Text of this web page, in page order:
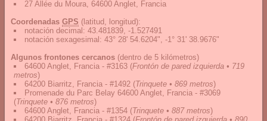
27 Allée du Moura, 64600 Anglet, Francia
Coordenadas GPS (latitud, longitud):
notación decimal : 43.481839, -1.527491
notación sexagesimal : 43° 28' 54.6204", -1° 31' 38.9676"
Algunos frontones cercanos (dentro de 5 kilómetros)
64600 Anglet, Francia - #3163 (Frontón de pared izquierda • 719
metros)
64200 Biarritz, Francia - #1492 (Trinquete • 869 metros)
Promenade du Parc Belay 64600 Anglet, Francia - #3069
(Trinquete • 876 metros)
64600 Anglet, Francia - #1354 (Trinquete • 887 metros)